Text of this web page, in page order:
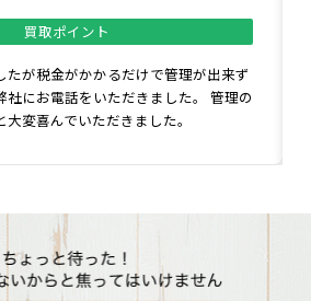
買取ポイント
するか、古家の状態で売却するかお悩
ご相談のお問い合わせをいただきまし
ままでの買取が可能です！